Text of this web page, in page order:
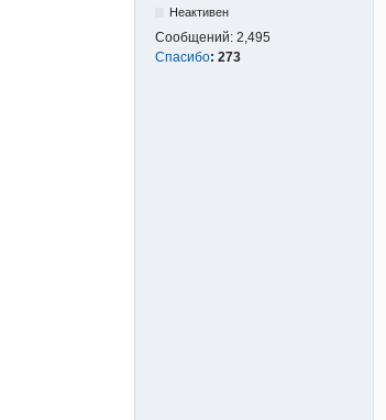
Неактивен
Сообщений: 2,495
Спасибо: 273